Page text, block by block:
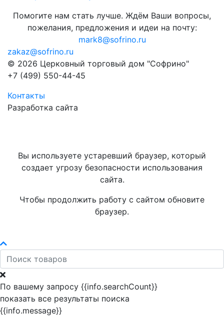
Помогите нам стать лучше. Ждём Ваши вопросы,
пожелания, предложения и идеи на почту:
mark8@sofrino.ru
zakaz@sofrino.ru
© 2026 Церковный торговый дом "Софрино"
+7 (499) 550-44-45
Контакты
Разработка сайта
Вы используете устаревший браузер, который
создает угрозу безопасности использования
сайта.
Чтобы продолжить работу с сайтом обновите
браузер.
По вашему запросу {{info.searchCount}}
показать все результаты поиска
{{info.message}}